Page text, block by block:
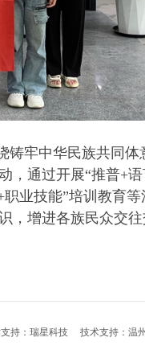
铸牢中华民族共同体
，通过开展“推普+语
职业技能”培训教育等
，增进各族民众交
持： 瑞星科技技术支持： 温